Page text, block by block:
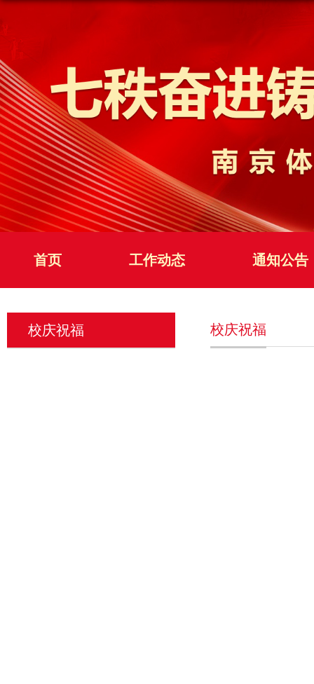
首页 工作动态 通知公告
校庆祝福 校庆祝福